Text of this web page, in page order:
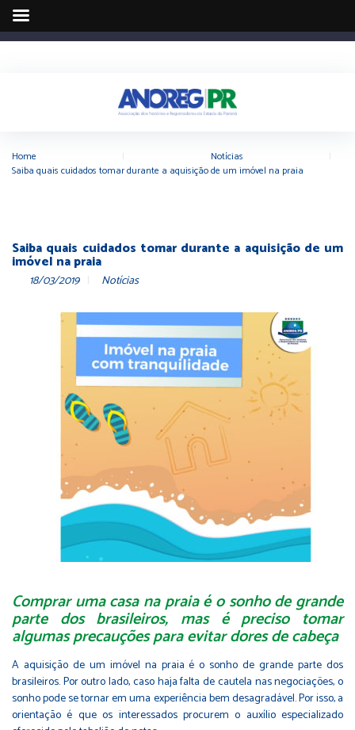
Home Notícias
Saiba quais cuidados tomar durante a aquisição de um imóvel na praia
Saiba quais cuidados tomar durante a aquisição de um
imóvel na praia
18/03/2019 Notícias
Comprar uma casa na praia é o sonho de grande
parte dos brasileiros, mas é preciso tomar
algumas precauções para evitar dores de cabeça
A aquisição de um imóvel na praia é o sonho de grande parte dos
brasileiros. Por outro lado, caso haja falta de cautela nas negociações, o
sonho pode se tornar em uma experiência bem desagradável. Por isso, a
orientação é que os interessados procurem o auxílio especializado